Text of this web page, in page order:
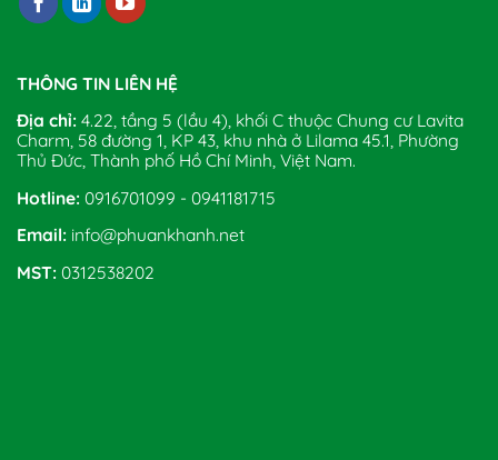
THÔNG TIN LIÊN HỆ
Địa chỉ: 4.22, tầng 5 (lầu 4), khối C thuộc Chung cư Lavita
Charm, 58 đường 1, KP 43, khu nhà ở Lilama 45.1, Phường
Thủ Đức, Thành phố Hồ Chí Minh, Việt Nam.
Hotline: 0916701099 - 0941181715
Email: info@phuankhanh.net
MST: 0312538202